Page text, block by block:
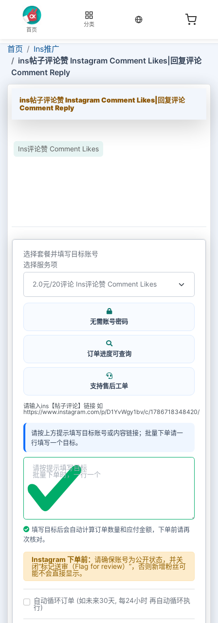
首页
分类
当前语言：中文
首页
Ins推广
ins帖子评论赞 Instagram Comment Likes|回复评论
Comment Reply
ins帖子评论赞 Instagram Comment Likes|回复评论
Comment Reply
Ins评论赞 Comment Likes
选择套餐并填写目标账号
选择服务项
无需账号密码
订单进度可查询
支持售后工单
请输入ins【帖子评论】链接 如
https://www.instagram.com/p/D1YvWgy1bv/c/1786718348420/
请按上方提示填写目标账号或内容链接；批量下单请一
行填写一个目标。
填写目标后会自动计算订单数量和应付金额，下单前请再
次核对。
Instagram 下单前： 请确保账号为公开状态，并关
闭“标记送审（Flag for review）”，否则新增粉丝可
能不会直接显示。
自动循环订单 (如未来30天, 每24小时 再自动循环执
行)